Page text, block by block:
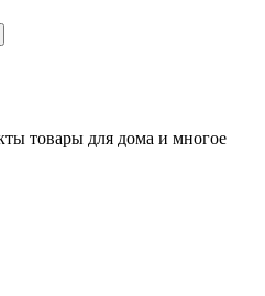
товары для дома и многое